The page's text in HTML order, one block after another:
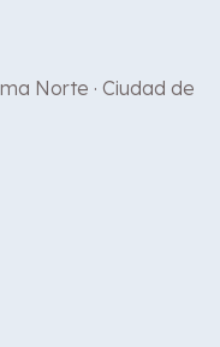
Norte · Ciudad de